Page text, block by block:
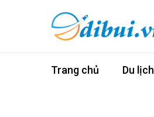
Trang chủ Du lịch